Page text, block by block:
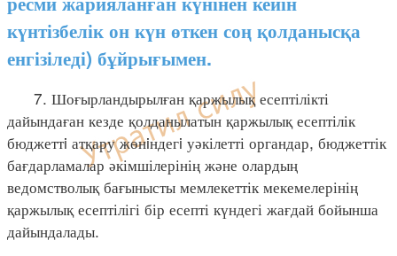
күнтізбелік он күн өткен соң қолданысқа
енгізіледі) бұйрығымен.
7. Шоғырландырылған қаржылық есептілікті
дайындаған кезде қолданылатын қаржылық есептілік
бюджеттi атқару жөнiндегi уәкілетті органдар, бюджеттік
бағдарламалар әкімшілерінің және олардың
ведомстволық бағынысты мемлекеттік мекемелерінің
қаржылық есептілігі бір есепті күндегі жағдай бойынша
дайындалады.